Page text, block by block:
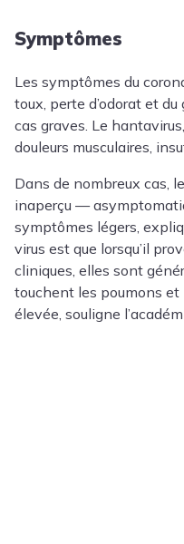
Symptômes
Les symptômes du
toux, perte d’odorat et
cas graves. Le
douleurs musculaires,
Dans de nombreux cas,
inaperçu —
symptômes légers,
virus est que lorsqu’il
cliniques, elles sont
touchent les poumons
élevée, souligne